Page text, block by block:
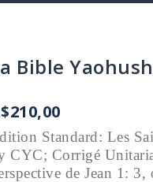
Bible
210,00
Standard: Les
CYC; Corrigé
de Jean 1: